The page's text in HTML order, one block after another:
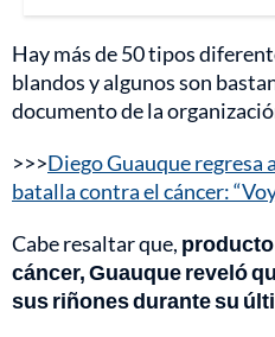
Hay más de 50 tipos
blandos y algunos son
documento de la
>>>Diego Guauque regresa
batalla contra el cáncer:
Cabe resaltar que, producto
cáncer, Guauque reveló
sus riñones durante su